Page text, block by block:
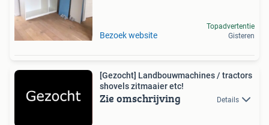
Bezoek website
Topadvertentie
Gisteren
[Gezocht] Landbouwmachines / tractors
shovels zitmaaier etc!
Zie omschrijving Details